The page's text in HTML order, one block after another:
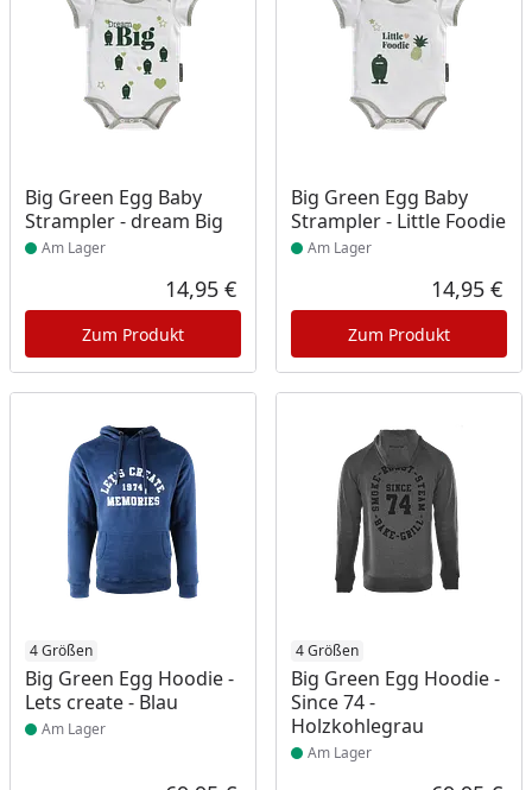
Big Green Egg Baby
Strampler - dream Big
Produkt am Lager
Am Lager
Aktueller Preis
14,95 €
Zum Produkt
Big Green Egg Baby
Strampler - Little Foodie
Produkt am Lager
Am Lager
14,95 €
Zum Produkt
4 Größen
Big Green Egg Hoodie -
Lets create - Blau
Produkt am Lager
Am Lager
4 Größen
Big Green Egg Hoodie -
Since 74 -
Holzkohlegrau
Produkt am Lager
Am Lager